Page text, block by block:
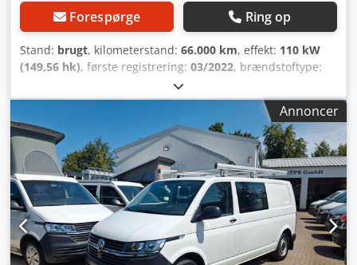
Forespørge Ring op
Stand: brugt, kilometerstand: 66.000 km, effekt: 110 kW
(149,56 hk), første registrering: 03/2022, brændstoftype:
3.000 kg, næste syn (TÜV):
farve:hvid, geartype:mekanisk, emissionsklasse:Euro 6,
ABS, centrallås, elektronisk
stabilitetsprogram (ESP), firehjulstræk, klimaanlæg,
parkeringsvarmer, sodfilter
, Fjernbetjening, opvarmede
sidespejle, radio, presenning med bøjler, mulighed for
Apple CarPlay, landsdækkende levering 295 EUR + moms,
garanti og prøvekørsel tilbydes gerne Nr: 032 Djdpfx Apjztg
U Eevock Åbningstider: Man-fre 8.00-12.00 og 13.30-17.00,
lørdag 9.00-11.30 Flere køretøjer på:
Annoncer